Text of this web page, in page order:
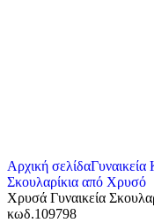
Αρχική σελίδα
Σκουλαρίκια από Χρυσό
Χρυσά Γυναικεία
κωδ.109798